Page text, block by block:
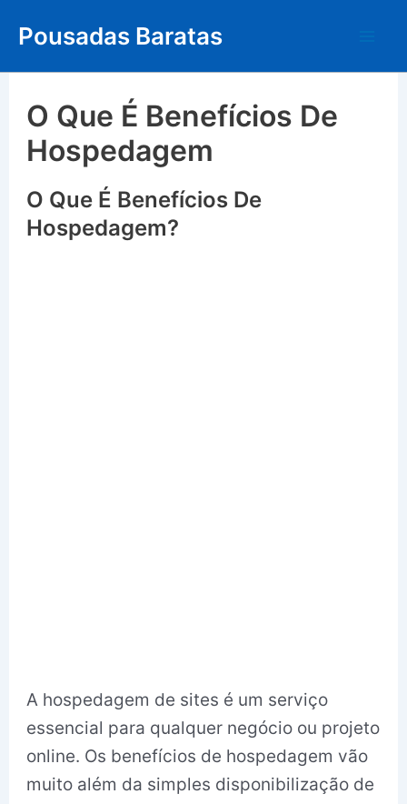
content
Pousadas Baratas
O Que É Benefícios De
Hospedagem
O Que É Benefícios De
Hospedagem?
A hospedagem de sites é um serviço
essencial para qualquer negócio ou projeto
online. Os benefícios de hospedagem vão
muito além da simples disponibilização de